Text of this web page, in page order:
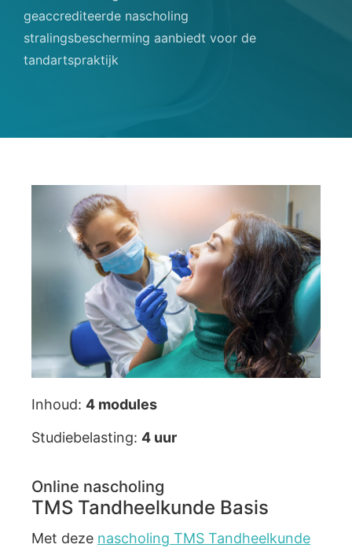
geaccrediteerde nascholing
stralingsbescherming aanbiedt voor de
tandartspraktijk
Inhoud: 4 modules
Studiebelasting: 4 uur
Online nascholing
TMS Tandheelkunde Basis
Met deze nascholing TMS Tandheelkunde